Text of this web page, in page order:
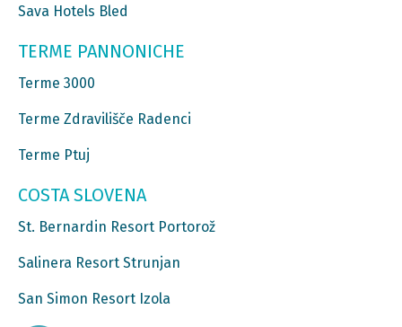
Sava Hotels Bled
TERME PANNONICHE
Terme 3000
Terme Zdravilišče Radenci
Terme Ptuj
COSTA SLOVENA
St. Bernardin Resort Portorož
Salinera Resort Strunjan
San Simon Resort Izola